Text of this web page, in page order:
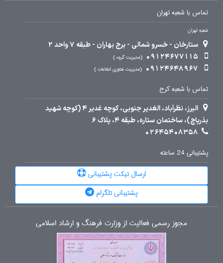
تماس با شعبه تهران
شعبه تهران
ستارخان - خسرو شمالی - برج بهاران - طبقه 7 واحد 2
09124677115
مدیریت گروه
09124648967 مدیریت فناوری اطلاعات
تماس با شعبه کرج
البرز، نظرآباد، الغدیر جنوبی، کوچه غدیر 4 (کوچه شهید
بذرپاچ)، ساختمان ستاره، طبقه 4، پلاک 6
02645408358
پشتیبانی 24 ساعته
ارسال تیکت پشتیبانی
پشتیبانی تلگرام
مجوز رسمی فعالیت از وزارت فرهنگ و ارشاد اسلامی